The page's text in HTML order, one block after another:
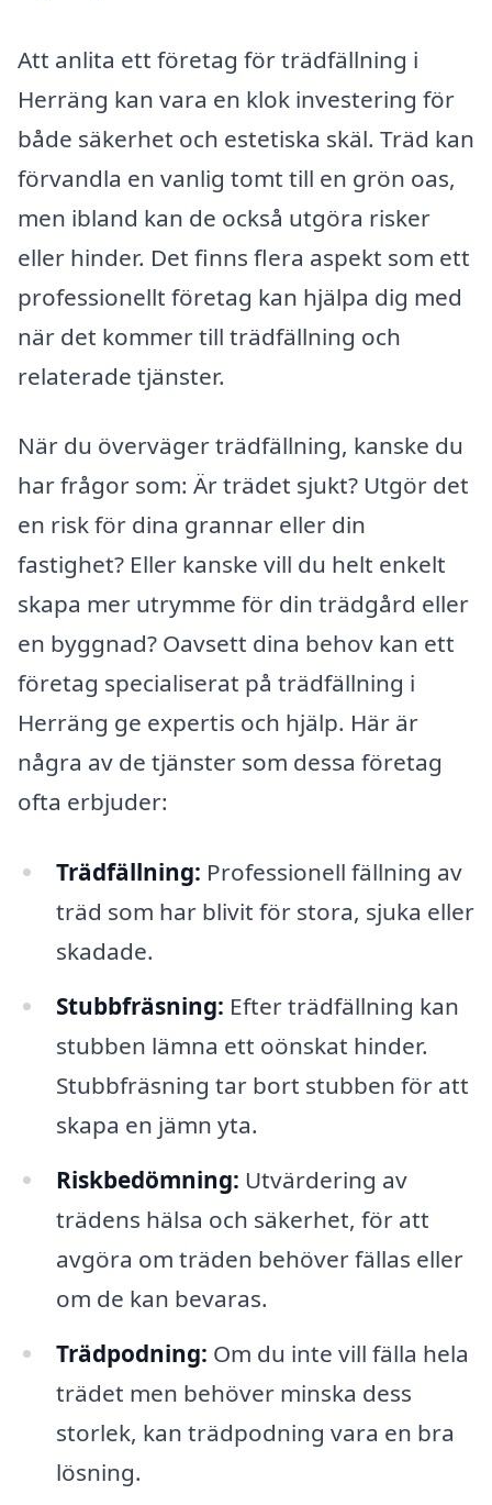
Att anlita ett företag för trädfällning i
Herräng kan vara en klok investering för
både säkerhet och estetiska skäl. Träd kan
förvandla en vanlig tomt till en grön oas,
men ibland kan de också utgöra risker
eller hinder. Det finns flera aspekt som ett
professionellt företag kan hjälpa dig med
när det kommer till trädfällning och
relaterade tjänster.
När du överväger trädfällning, kanske du
har frågor som: Är trädet sjukt? Utgör det
en risk för dina grannar eller din
fastighet? Eller kanske vill du helt enkelt
skapa mer utrymme för din trädgård eller
en byggnad? Oavsett dina behov kan ett
företag specialiserat på trädfällning i
Herräng ge expertis och hjälp. Här är
några av de tjänster som dessa företag
ofta erbjuder:
Trädfällning: Professionell fällning av
träd som har blivit för stora, sjuka eller
skadade.
Stubbfräsning: Efter trädfällning kan
stubben lämna ett oönskat hinder.
Stubbfräsning tar bort stubben för att
skapa en jämn yta.
Riskbedömning: Utvärdering av
trädens hälsa och säkerhet, för att
avgöra om träden behöver fällas eller
om de kan bevaras.
Trädpodning: Om du inte vill fälla hela
trädet men behöver minska dess
storlek, kan trädpodning vara en bra
lösning.